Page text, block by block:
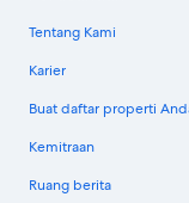
Tentang Kami
Karier
Buat daftar properti
Kemitraan
Ruang berita